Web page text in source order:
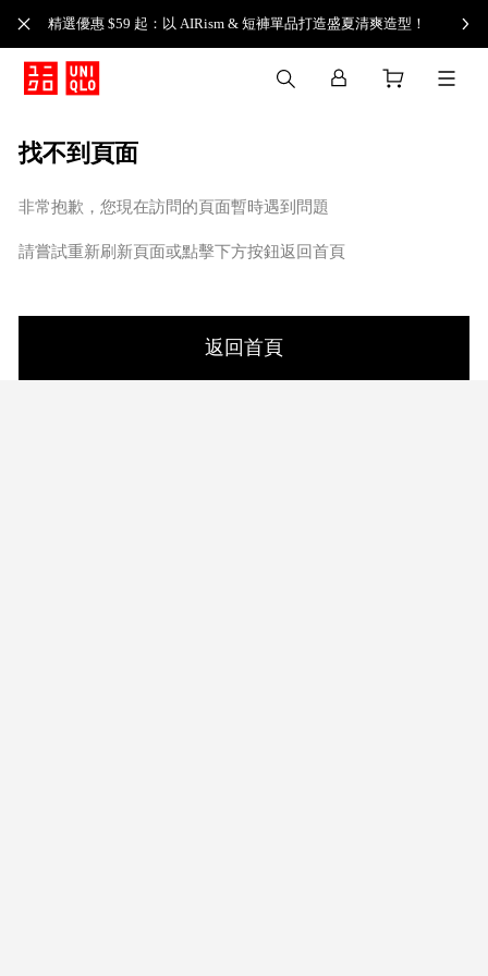
精選優惠 $59 起：以 AIRism & 短褲單品打造盛夏清爽造型！
找不到頁面
非常抱歉，您現在訪問的頁面暫時遇到問題
請嘗試重新刷新頁面或點擊下方按鈕返回首頁
返回首頁